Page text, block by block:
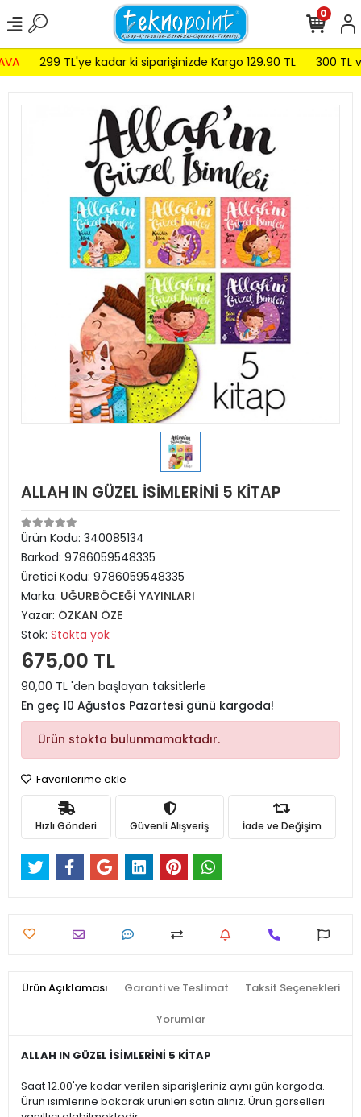
299 TL'ye kadar ki siparişinizde Kargo 129.90 TL 300 TL
0
ALLAH IN GÜZEL İSİMLERİNİ 5 KİTAP
Ürün Kodu: 340085134
Barkod: 9786059548335
Üretici Kodu: 9786059548335
Marka: UĞURBÖCEĞİ YAYINLARI
Yazar: ÖZKAN ÖZE
Stok: Stokta yok
675,00 TL
90,00 TL 'den başlayan taksitlerle
En geç 10 Ağustos Pazartesi günü kargoda!
Ürün stokta bulunmamaktadır.
Favorilerime ekle
Hızlı Gönderi Güvenli Alışveriş İade ve Değişim
Ürün Açıklaması Garanti ve Teslimat Taksit Seçenekleri
Yorumlar
ALLAH IN GÜZEL İSİMLERİNİ 5 KİTAP
Saat 12.00'ye kadar verilen siparişleriniz aynı gün kargoda.
Ürün isimlerine bakarak ürünleri satın alınız. Ürün görselleri